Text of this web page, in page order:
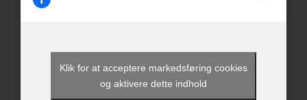
Klik for at acceptere markedsføring cookies
og aktivere dette indhold